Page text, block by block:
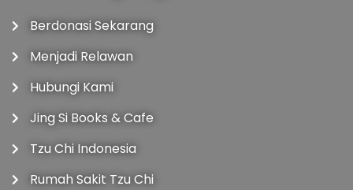
Berdonasi Sekarang
Menjadi Relawan
Hubungi Kami
Jing Si Books & Cafe
Tzu Chi Indonesia
Rumah Sakit Tzu Chi